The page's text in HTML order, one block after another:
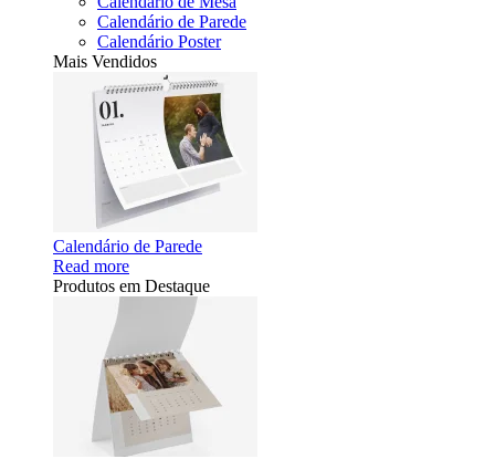
Calendário de Parede
Calendário Poster
Mais Vendidos
Calendário de Parede
Read more
Produtos em Destaque